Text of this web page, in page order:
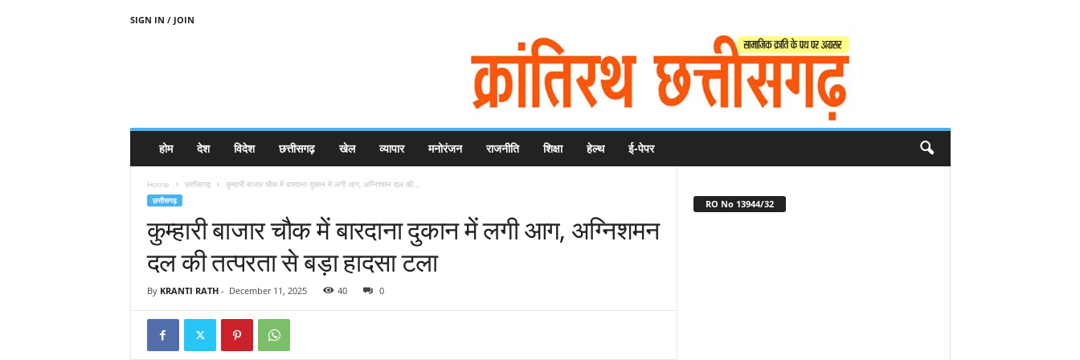
SIGN IN / JOIN
होम देश विदेश छत्तीसगढ़ खेल व्यापार मनोरंजन राजनीति शिक्षा हेल्थ ई-पेपर
Home छत्तीसगढ़ कुम्हारी बाजार चौक में बारदाना दुकान में लगी आग, अग्निशमन दल की...
छत्तीसगढ़
कुम्हारी बाजार चौक में बारदाना दुकान में लगी आग, अग्निशमन
दल की तत्परता से बड़ा हादसा टला
By KRANTI RATH- December 11, 2025 40 0
RO No 13944/32